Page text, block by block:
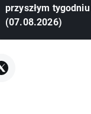
przyszłym tygodniu
(07.08.2026)